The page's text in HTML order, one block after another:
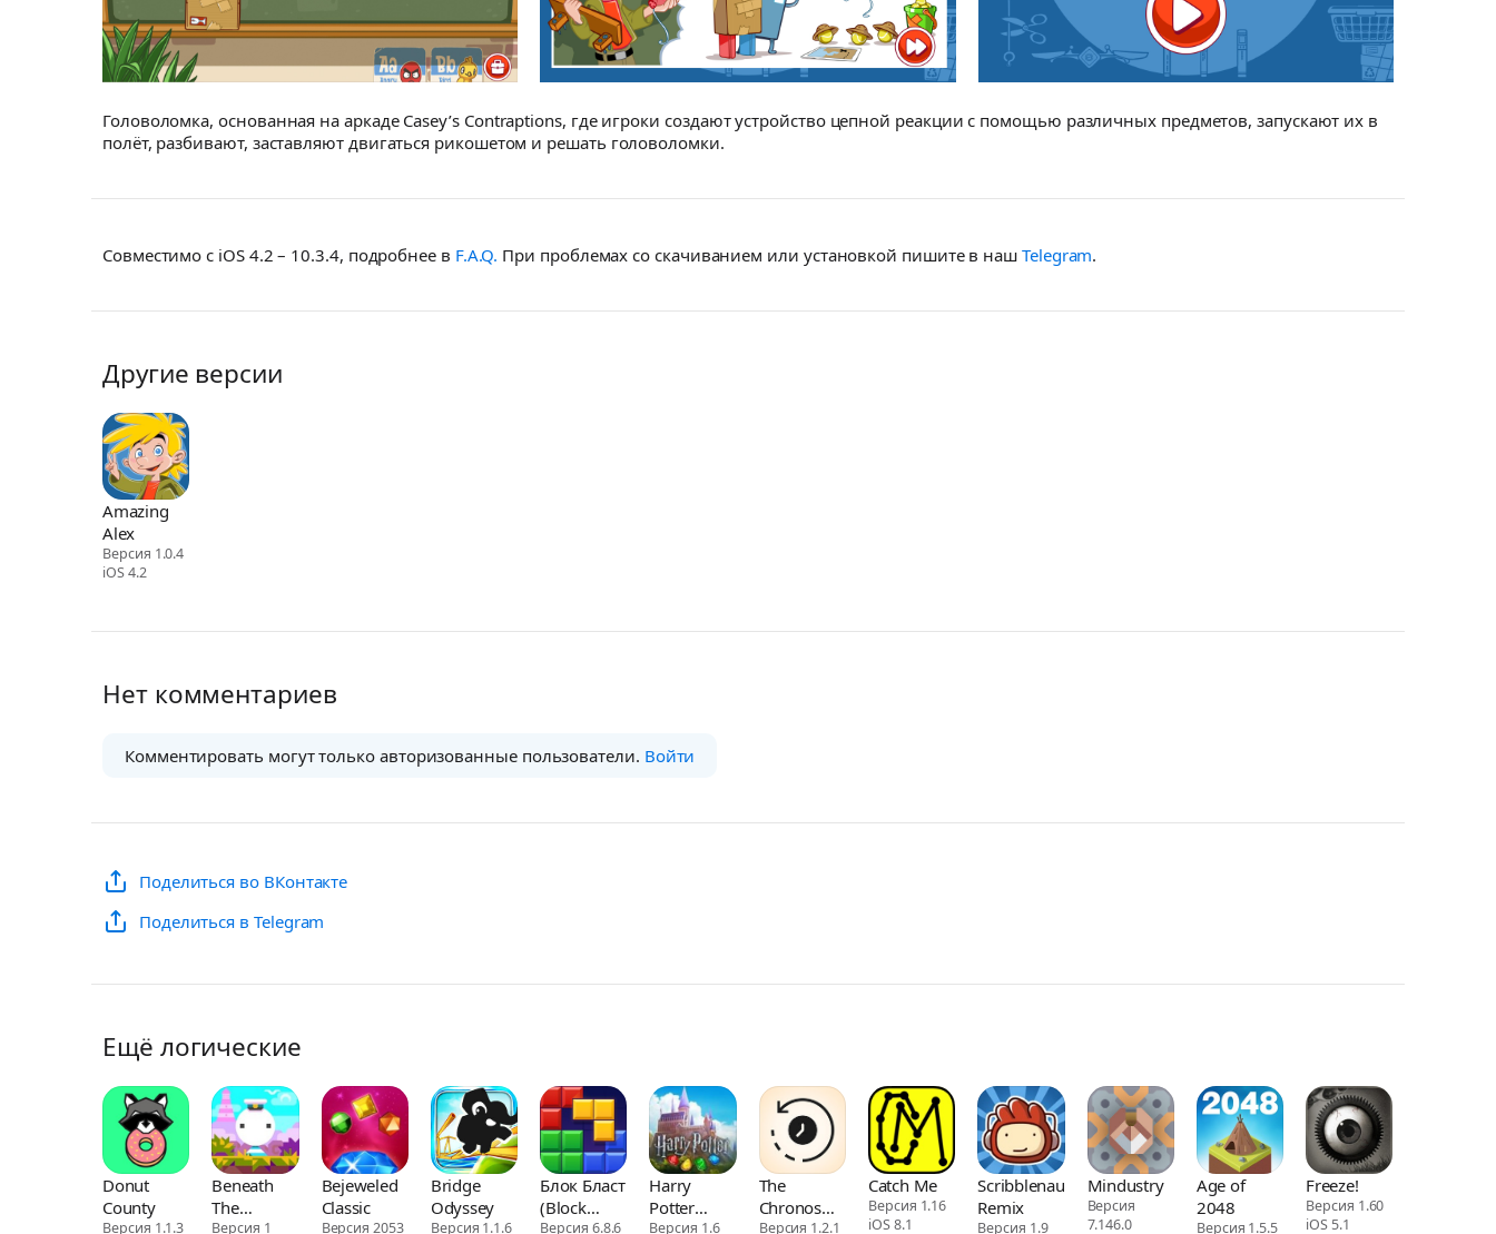
Головоломка, основанная на аркаде Casey’s Contraptions, где игроки создают устройство цепной реакции с помощью различных предметов, запускают их в
полёт, разбивают, заставляют двигаться рикошетом и решать головоломки.
Совместимо с iOS 4.2 – 10.3.4, подробнее в F.A.Q. При проблемах со скачиванием или установкой пишите в нашTelegram.
Другие версии
Amazing
Alex
Версия 1.0.4
iOS 4.2
Нет комментариев
Комментировать могут только авторизованные пользователи. Войти
Поделиться во ВКонтакте
Поделиться в Telegram
Ещё логические
Donut
County
Версия 1.1.3
Beneath
The
Lighthouse
Версия 1
Bejeweled
Classic
Версия 2053
Bridge
Odyssey
Версия 1.1.6
Блок Бласт
(Block
Blast)
Версия 6.8.6
Harry
Potter
Spells
Версия 1.6
The
Chronos
Principle
Версия 1.2.1
Catch Me
Версия 1.16
iOS 8.1
Scribblenauts
Remix
Версия 1.9
Mindustry
Версия
7.146.0
Age of
2048
Версия 1.5.5
Freeze!
Версия 1.60
iOS 5.1